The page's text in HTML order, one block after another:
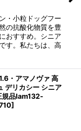
・小粒ドッグフー
の抗酸化物質を豊
おすすめ。シニア
す。私たちは、高
・アマノヴァ 高
デリカシー シニア
品lam132-
]